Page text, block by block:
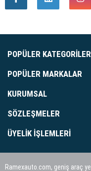
POPÜLER KATEGORILER
POPÜLER MARKALAR
KURUMSAL
SÖZLEŞMELER
ÜYELIK İŞLEMLERI
Ramexauto.com, geniş araç